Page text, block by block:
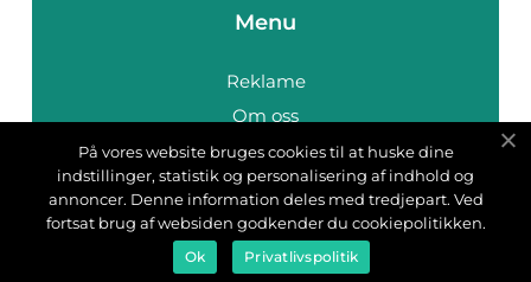
Menu
Reklame
Om oss
Cookies
Kontakt Oss
Sitemap
På vores website bruges cookies til at huske dine
indstillinger, statistik og personalisering af indhold og
annoncer. Denne information deles med tredjepart. Ved
fortsat brug af websiden godkender du cookiepolitikken.
Ok Privatlivspolitik